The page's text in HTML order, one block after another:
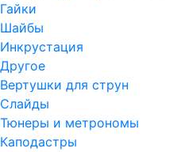
Гайки
Шайбы
Инкрустация
Другое
Вертушки для струн
Слайды
Тюнеры и метрономы
Каподастры